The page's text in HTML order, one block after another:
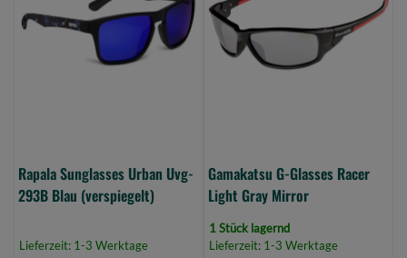
Uvg-
293B
Rapala Sunglasses Urban Uvg-
293B Blau (verspiegelt)
Lieferzeit: 1-3 Werktage
Racer
Light
Gray
Gamakatsu G-Glasses Racer
Light Gray Mirror
1 Stück lagernd
Lieferzeit: 1-3 Werktage